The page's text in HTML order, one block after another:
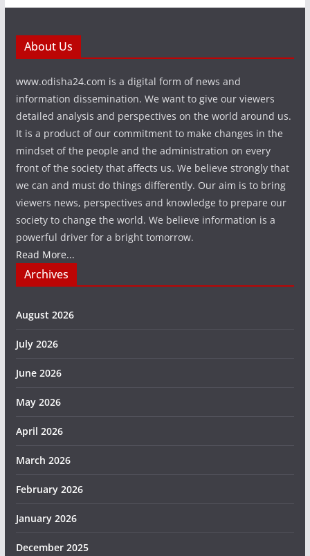
About Us
www.odisha24.com is a digital form of news and
information dissemination. We want to give our viewers
detailed analysis and perspectives on the world around us.
It is a product of our commitment to make changes in the
mindset of the people and the administration on every
front of the society that affects us. We believe strongly that
we can and must do things differently. Our aim is to bring
viewers news, perspectives and knowledge to prepare our
society to change the world. We believe information is a
powerful driver for a bright tomorrow.
Read More...
Archives
August 2026
July 2026
June 2026
May 2026
April 2026
March 2026
February 2026
January 2026
December 2025